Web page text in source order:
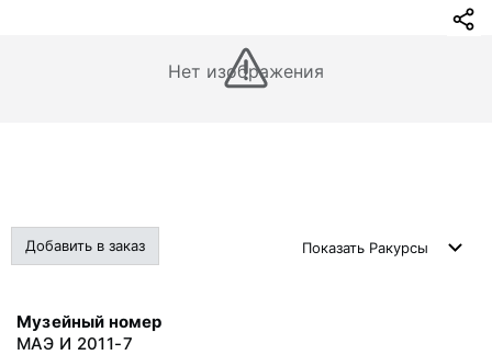
Нет изображения
Добавить в заказ Показать Ракурсы
Музейный номер
МАЭ И 2011-7